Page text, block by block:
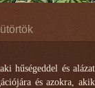
hűségeddel és
és azokra,